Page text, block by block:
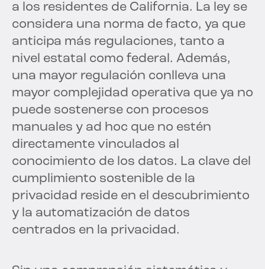
a los residentes de California. La ley se
considera una norma de facto, ya que
anticipa más regulaciones, tanto a
nivel estatal como federal. Además,
una mayor regulación conlleva una
mayor complejidad operativa que ya no
puede sostenerse con procesos
manuales y ad hoc que no estén
directamente vinculados al
conocimiento de los datos. La clave del
cumplimiento sostenible de la
privacidad reside en el descubrimiento
y la automatización de datos
centrados en la privacidad.